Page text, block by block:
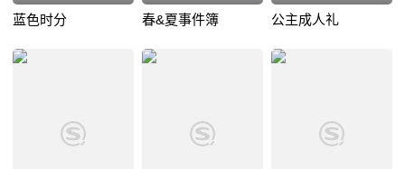
蓝色时分 春&夏事件簿 公主成人礼